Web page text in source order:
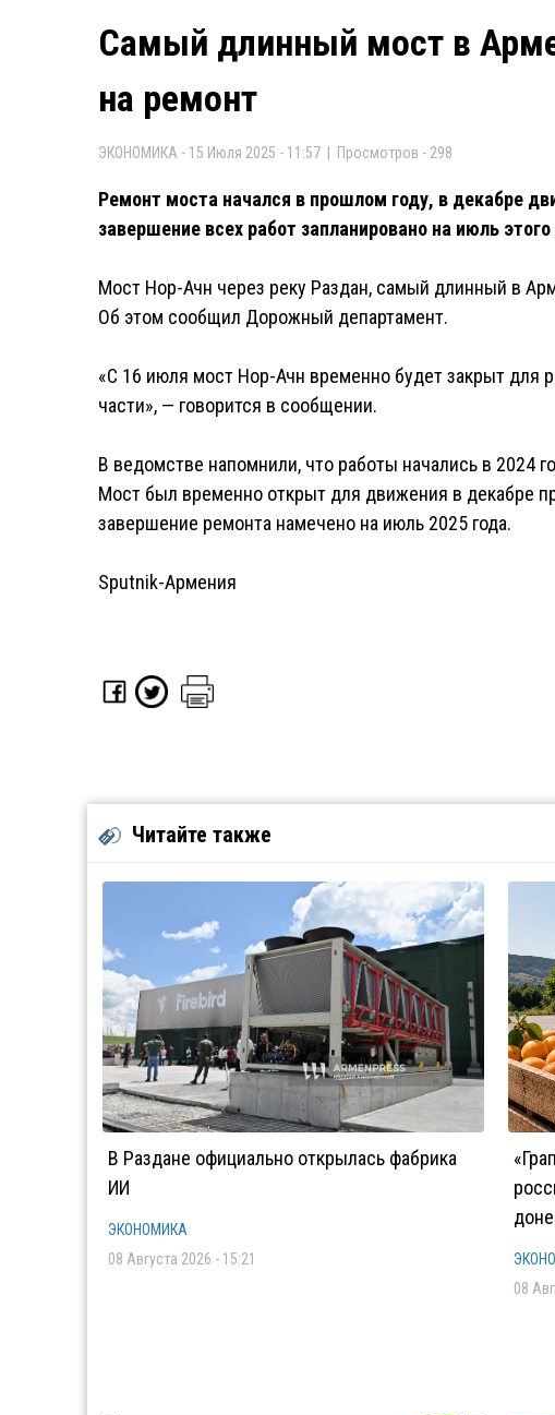
Самый длинный мост в
на ремонт
ЭКОНОМИКА - 15 Июля 2025 - 11:57 | Просмотров - 298
Ремонт моста начался в прошлом году, в декабре
завершение всех работ запланировано на июль этого
Мост Нор-Ачн через реку Раздан, самый длинный в
Об этом сообщил Дорожный департамент.
«С 16 июля мост Нор-Ачн временно будет закрыт
части», — говорится в сообщении.
В ведомстве напомнили, что работы начались в 2024
Мост был временно открыт для движения в декабре
завершение ремонта намечено на июль 2025 года.
Sputnik-Армения
Читайте также
В Раздане официально открылась фабрика
ИИ
ЭКОНОМИКА
08 Августа 2026 - 15:21
08